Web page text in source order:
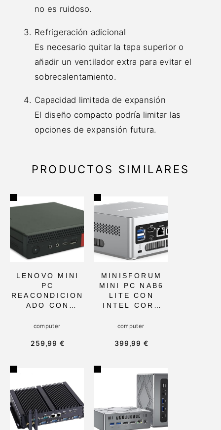
no es ruidoso.
Refrigeración adicional
Es necesario quitar la tapa superior o
añadir un ventilador extra para evitar el
sobrecalentamiento.
Capacidad limitada de expansión
El diseño compacto podría limitar las
opciones de expansión futura.
PRODUCTOS SIMILARES
LENOVO MINI
PC
REACONDICION
ADO CON
PRO PARA
S, INTEL CORE
BLUETOOTH.
IDEAL PARA
OFICINA Y USO
DIARIO
computer
259,99 €
MINISFORUM
MINI PC NAB6
LITE CON
INTEL CORE
Y SSD DE
LAN 2,5G, WIFI
LIGEROS,
EDICIÓN
MULTIMEDIA Y
TRABAJO
PROFESIONAL
EN CASA
computer
399,99 €